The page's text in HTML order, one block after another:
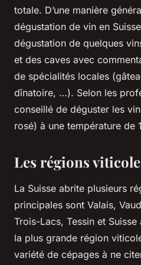
totale. D’une manière
dégustation de vin en
dégustation de quelques
et des caves avec
de spécialités locales
dînatoire, …). Selon les
conseillé de déguster les
rosé) à une température de
Les régions
La Suisse abrite plusieurs
principales sont Valais,
Trois-Lacs, Tessin et
la plus grande région
variété de cépages à ne